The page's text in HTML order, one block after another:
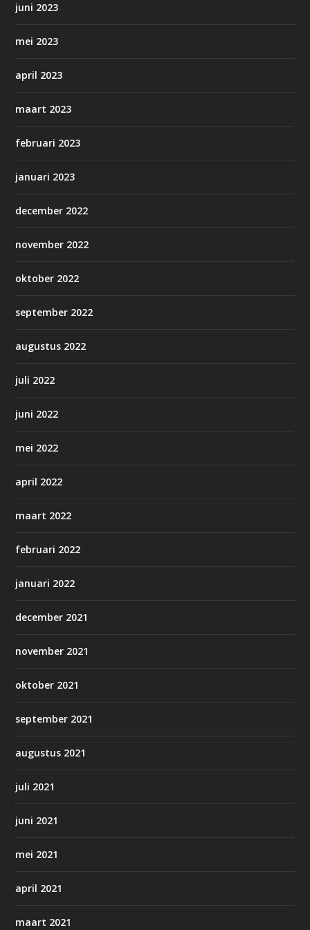
juni 2023
mei 2023
april 2023
maart 2023
februari 2023
januari 2023
december 2022
november 2022
oktober 2022
september 2022
augustus 2022
juli 2022
juni 2022
mei 2022
april 2022
maart 2022
februari 2022
januari 2022
december 2021
november 2021
oktober 2021
september 2021
augustus 2021
juli 2021
juni 2021
mei 2021
april 2021
maart 2021